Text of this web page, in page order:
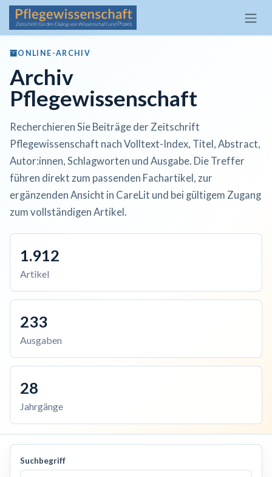
Zum Inhalt springen
ONLINE-ARCHIV
Archiv
Pflegewissenschaft
Recherchieren Sie Beiträge der Zeitschrift
Pflegewissenschaft nach Volltext-Index, Titel, Abstract,
Autor:innen, Schlagworten und Ausgabe. Die Treffer
führen direkt zum passenden Fachartikel, zur
ergänzenden Ansicht in CareLit und bei gültigem Zugang
zum vollständigen Artikel.
1.912
Artikel
233
Ausgaben
28
Jahrgänge
Suchbegriff